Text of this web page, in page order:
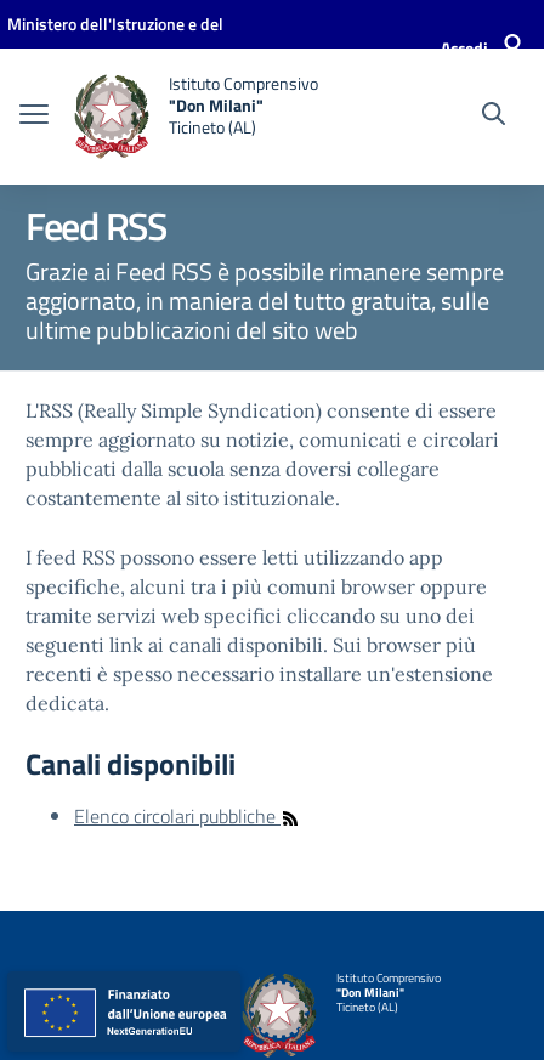
Vai ai contenuti
Vai al menu di navigazione
Vai al footer
Ministero dell'Istruzione e del
Accedi
Istituto Comprensivo
"Don Milani"
Ticineto (AL)
Feed RSS
Grazie ai Feed RSS è possibile rimanere sempre
aggiornato, in maniera del tutto gratuita, sulle
ultime pubblicazioni del sito web
L'RSS (Really Simple Syndication) consente di essere
sempre aggiornato su notizie, comunicati e circolari
pubblicati dalla scuola senza doversi collegare
costantemente al sito istituzionale.
I feed RSS possono essere letti utilizzando app
specifiche, alcuni tra i più comuni browser oppure
tramite servizi web specifici cliccando su uno dei
seguenti link ai canali disponibili. Sui browser più
recenti è spesso necessario installare un'estensione
dedicata.
Canali disponibili
Elenco circolari pubbliche
Istituto Comprensivo
"Don Milani"
Ticineto (AL)